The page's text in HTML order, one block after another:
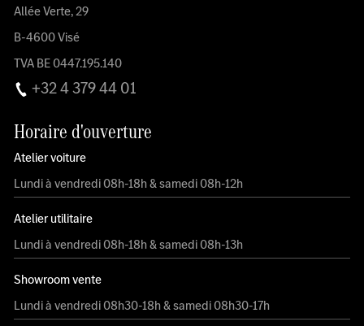
Allée Verte, 29
B-4600 Visé
TVA BE 0447.195.140
+32 4 379 44 01
Horaire d'ouverture
Atelier voiture
Lundi à vendredi 08h-18h & samedi 08h-12h
Atelier utilitaire
Lundi à vendredi 08h-18h & samedi 08h-13h
Showroom vente
Lundi à vendredi 08h30-18h & samedi 08h30-17h